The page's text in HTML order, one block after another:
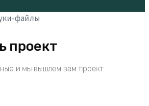
файлы
проект
и мы вышлем вам проект